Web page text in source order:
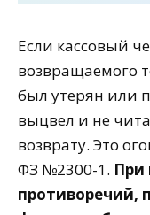
Если кассовый
возвращаемого
был утерян или
выцвел и не
возврату. Это
ФЗ №2300-1. При
противоречий,